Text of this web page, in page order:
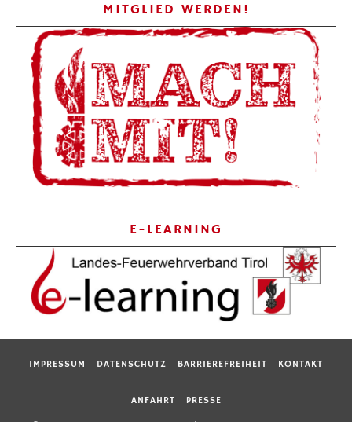
MITGLIED WERDEN!
E-LEARNING
IMPRESSUM DATENSCHUTZ BARRIEREFREIHEIT KONTAKT
ANFAHRT PRESSE